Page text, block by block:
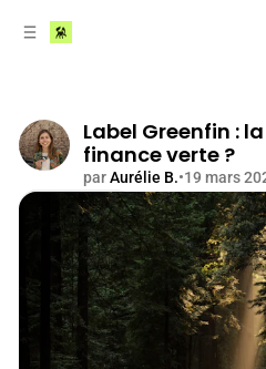
Label Greenfin :
finance verte ?
parAurélie B.•19 mars
Partager